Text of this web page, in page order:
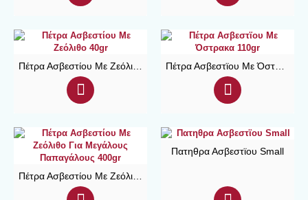
Πατηθρα Ασβεστϊου Small